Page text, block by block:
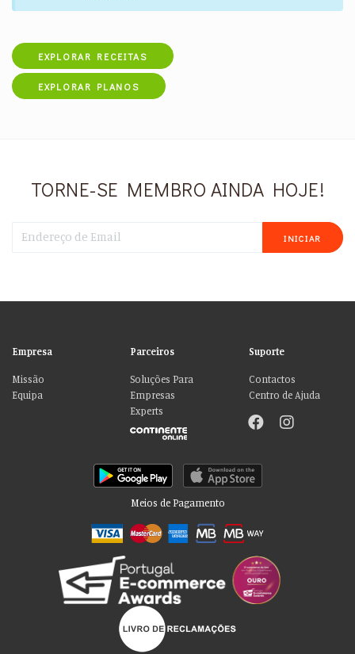
EXPLORAR RECEITAS
EXPLORAR PLANOS
TORNE-SE MEMBRO AINDA HOJE!
INICIAR
Empresa
Missão
Equipa
Parceiros
Soluções Para
Empresas
Experts
Suporte
Contactos
Centro de Ajuda
Meios de Pagamento
Por favor aceite as nossas deliciosas